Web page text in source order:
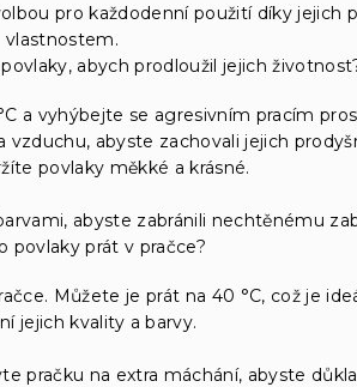
pro každodenní použití díky jejich
vlastnostem.
abych prodloužil jejich
a vyhýbejte se agresivním pracím
abyste zachovali jejich
povlaky měkké a krásné.
abyste zabránili nechtěnému
povlaky prát v pračce?
Můžete je prát na 40 °C, což je
jejich kvality a barvy.
pračku na extra máchání, abyste